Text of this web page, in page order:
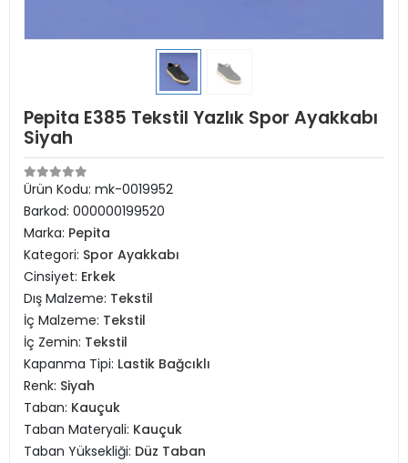
Pepita E385 Tekstil Yazlık Spor Ayakkabı
Siyah
Ürün Kodu: mk-0019952
Barkod: 000000199520
Marka: Pepita
Kategori: Spor Ayakkabı
Cinsiyet: Erkek
Dış Malzeme: Tekstil
İç Malzeme: Tekstil
İç Zemin: Tekstil
Kapanma Tipi: Lastik Bağcıklı
Renk: Siyah
Taban: Kauçuk
Taban Materyali: Kauçuk
Taban Yüksekliği: Düz Taban